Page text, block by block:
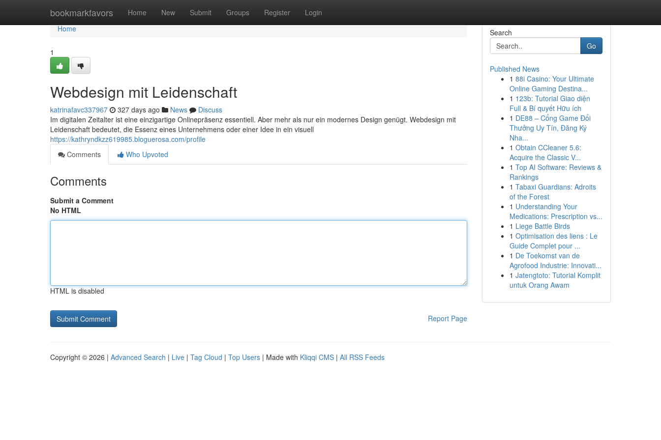
bookmarkfavors Home New Submit Groups Register Login
Home
Home
1
Webdesign mit Leidenschaft
katrinafavc337967 327 days ago News
Discuss
Im digitalen Zeitalter ist eine einzigartige Onlinepräsenz essentiell. Aber mehr als nur ein modernes Design genügt. Webdesign mit
Leidenschaft bedeutet, die Essenz eines Unternehmens oder einer Idee in ein visuell
https://kathryndkzz619985.bloguerosa.com/profile
Comments
Who Upvoted
Comments
Submit a Comment
No HTML
HTML is disabled
Report Page
Search
Go
Published News
1 88i Casino: Your Ultimate
Online Gaming Destina...
1 123b: Tutorial Giao diện
Full & Bí quyết Hữu ích
1 DE88 – Cổng Game Đổi
Thưởng Uy Tín, Đăng Ký
Nha...
1 Obtain CCleaner 5.6:
Acquire the Classic V...
1 Top AI Software: Reviews &
Rankings
1 Tabaxi Guardians: Adroits
of the Forest
1 Understanding Your
Medications: Prescription vs...
1 Liege Battle Birds
1 Optimisation des liens : Le
Guide Complet pour ...
1 De Toekomst van de
Agrofood Industrie: Innovati...
1 Jatengtoto: Tutorial Komplit
untuk Orang Awam
Copyright © 2026 | Advanced Search | Live | Tag Cloud | Top Users | Made with Kliqqi CMS | All RSS Feeds